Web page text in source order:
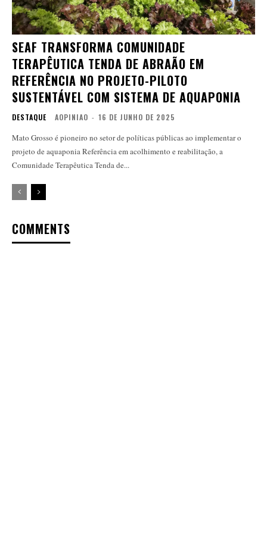
SEAF TRANSFORMA COMUNIDADE
TERAPÊUTICA TENDA DE ABRAÃO EM
REFERÊNCIA NO PROJETO-PILOTO
SUSTENTÁVEL COM SISTEMA DE AQUAPONIA
DESTAQUE AOPINIAO - 16 DE JUNHO DE 2025
Mato Grosso é pioneiro no setor de políticas públicas ao implementar o
projeto de aquaponia Referência em acolhimento e reabilitação, a
Comunidade Terapêutica Tenda de...
COMMENTS